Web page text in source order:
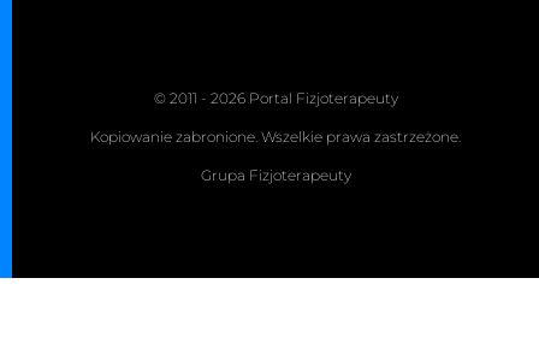
© 2011 - 2026 Portal Fizjoterapeuty
Kopiowanie zabronione. Wszelkie prawa zastrzeżone.
Grupa Fizjoterapeuty